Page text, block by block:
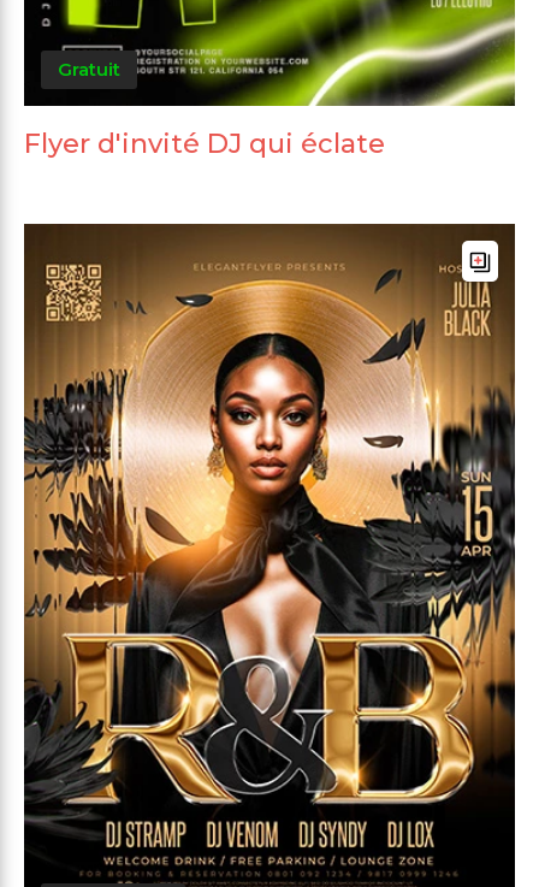
Gratuit
Flyer d'invité DJ qui éclate